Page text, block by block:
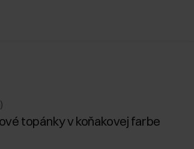
topánky v koňakovej farbe